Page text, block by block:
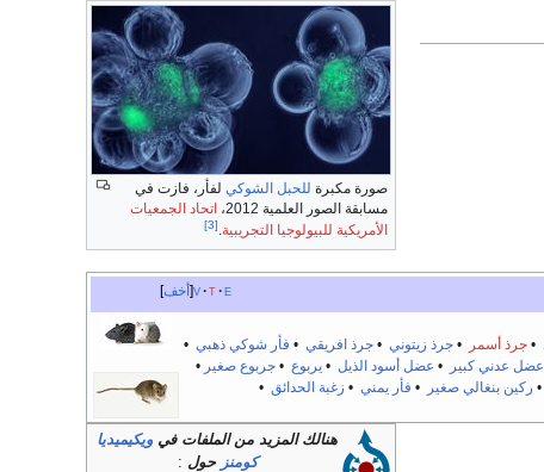
صورة مكبرة للحبل الشوكي لفأر، فازت في
مسابقة الصور العلمية 2012،
اتحاد الجمعيات
الأمريكية للبيولوجيا التجريبية.
[3]
أخف v t e
• جرذ أسمر • جرذ زيتوني • جرذ افريقي • فأر شوكي ذهبي •
عضل عدني كبير • عضل أسود الذيل • يربوع • جربوع صغير •
• ركين بنغالي صغير • فأر يمني • زغبة الحدائق •
هنالك المزيد من الملفات في ويكيميديا
كومنز حول :